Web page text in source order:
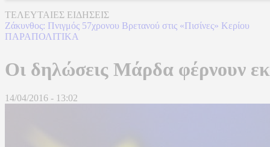
ΤΕΛΕΥΤΑΙΕΣ ΕΙΔΗΣΕΙΣ
Ζάκυνθος: Πνιγμός 57χρονου Βρετανού στις «Πισίνες» Κερίου
ΠΑΡΑΠΟΛΙΤΙΚΑ
Οι δηλώσεις Μάρδα φέρνουν
14/04/2016 - 13:02